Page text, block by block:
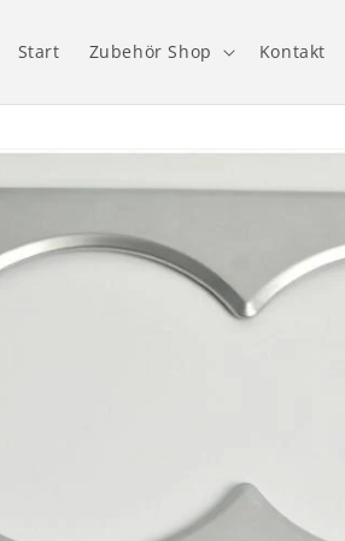
Start Zubehör Shop Kontakt